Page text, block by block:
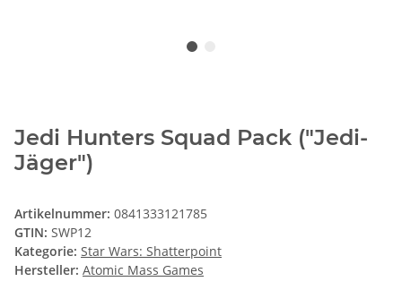
Jedi Hunters Squad Pack ("Jedi-
Jäger")
Artikelnummer: 0841333121785
GTIN: SWP12
Kategorie: Star Wars: Shatterpoint
Hersteller: Atomic Mass Games